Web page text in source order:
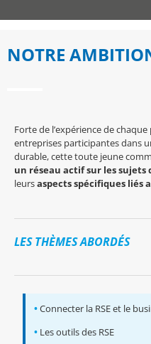
NOTRE
Forte de l’expérience de
entreprises participantes dans
durable, cette toute jeune
un réseau actif sur les sujets
leursaspects spécifiques liés
LES THÈMES ABORDÉS
•Connecter la RSE et le
• Les outils des RSE